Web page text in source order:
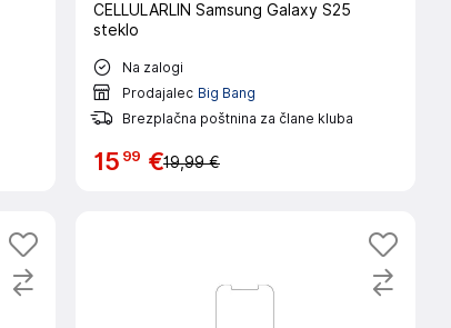
CELLULARLIN Samsung Galaxy S25
steklo
Na zalogi
Prodajalec Big Bang
Brezplačna poštnina za člane kluba
15 99 €19,99 €